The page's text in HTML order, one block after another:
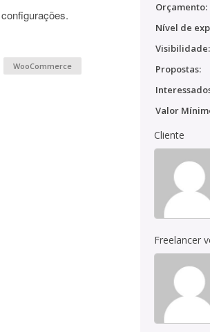
WooCommerce
Orçamento:
Nível de
Visibilidade:
Propostas:
Valor
Cliente
Freelancer